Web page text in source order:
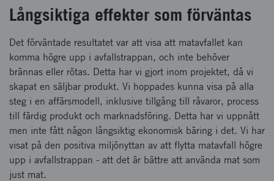
Långsiktiga effekter som förväntas
Det förväntade resultatet var att visa att matavfallet kan
komma högre upp i avfallstrappan, och inte behöver
brännas eller rötas. Detta har vi gjort inom projektet, då vi
skapat en säljbar produkt. Vi hoppades kunna visa på alla
steg i en affärsmodell, inklusive tillgång till råvaror, process
till färdig produkt och marknadsföring. Detta har vi uppnått
men inte fått någon långsiktig ekonomisk bäring i det. Vi har
visat på den positiva miljönyttan av att flytta matavfall högre
upp i avfallstrappan - att det är bättre att använda mat som
just mat.